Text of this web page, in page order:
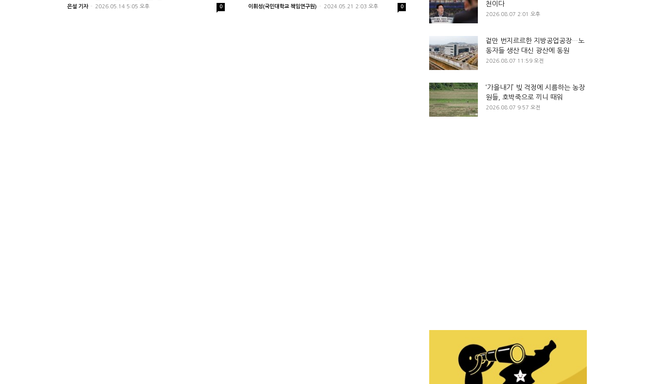
은설 기자 - 2026.05.14 5:05 오후 0 이휘성(국민대학교 책임연구원) - 2024.05.21 2:03 오후 0
천이다
2026.08.07 2:01 오후
겉만 번지르르한 지방공업공장…노
동자들 생산 대신 광산에 동원
2026.08.07 11:59 오전
‘가을내기’ 빚 걱정에 시름하는 농장
원들, 호박죽으로 끼니 때워
2026.08.07 9:57 오전